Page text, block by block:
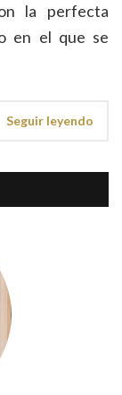
la perfecta
en el que se
Seguir leyendo